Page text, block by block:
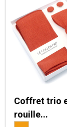
Coffret trio
rouille...